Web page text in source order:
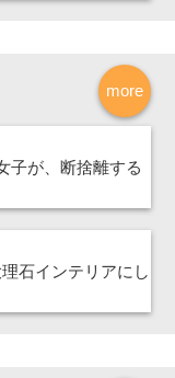
more
子が、断捨離する
石インテリアにし